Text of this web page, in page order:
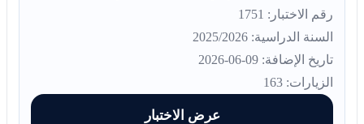
رقم الاختبار: 1751
السنة الدراسية: 2025/2026
تاريخ الإضافة: 09-06-2026
الزيارات: 163
عرض الاختبار